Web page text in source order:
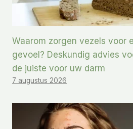
Waarom zorgen vezels voor
gevoel? Deskundig advies
de juiste voor uw darm
7 augustus 2026